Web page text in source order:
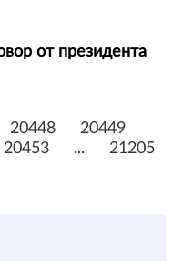
от президента
20448 20449
20453 ...
21205